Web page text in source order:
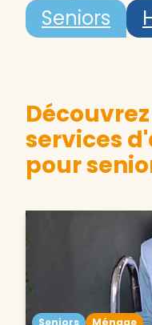
Seniors
services
pour